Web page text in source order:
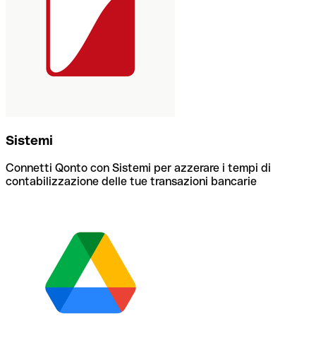
Sistemi
Connetti Qonto con Sistemi per azzerare i tempi di
contabilizzazione delle tue transazioni bancarie